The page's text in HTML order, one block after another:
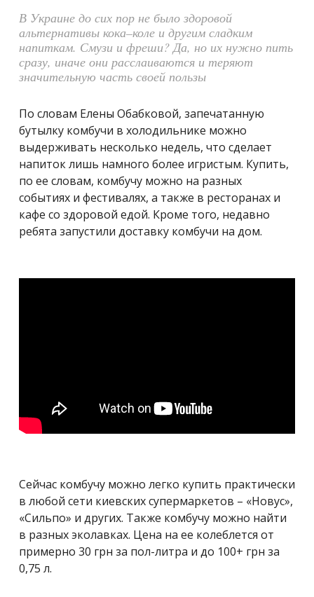
В Украине до сих пор не было здоровой
альтернативы кока–коле и другим сладким
напиткам. Смузи и фреши? Да, но их нужно пить
сразу, иначе они расслаиваются и теряют
значительную часть своей пользы
По словам Елены Обабковой, запечатанную
бутылку комбучи в холодильнике можно
выдерживать несколько недель, что сделает
напиток лишь намного более игристым. Купить,
по ее словам, комбучу можно на разных
событиях и фестивалях, а также в ресторанах и
кафе со здоровой едой. Кроме того, недавно
ребята запустили доставку комбучи на дом.
Сейчас комбучу можно легко купить практически
в любой сети киевских супермаркетов – «Новус»,
«Сильпо» и других. Также комбучу можно найти
в разных эколавках. Цена на ее колеблется от
примерно 30 грн за пол-литра и до 100+ грн за
0,75 л.